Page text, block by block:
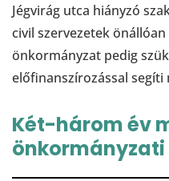
Jégvirág utca hiányzó
civil szervezetek
önkormányzat pedig
előfinanszírozással segíti
Két-három év
önkormányzati